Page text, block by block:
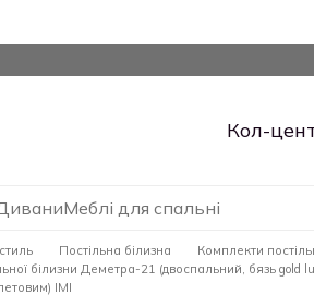
Кол-
Меблі для спальні
Постільна білизна
Комплекти
білизни Деметра-21 (двоспальний, бязь gold
IMI